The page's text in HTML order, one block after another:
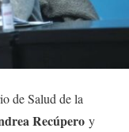
de Salud de la
Recúpero y